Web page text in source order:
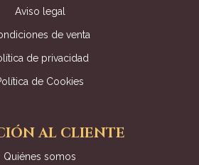
Aviso legal
de venta
de privacidad
de Cookies
AL CLIENTE
Quiénes somos